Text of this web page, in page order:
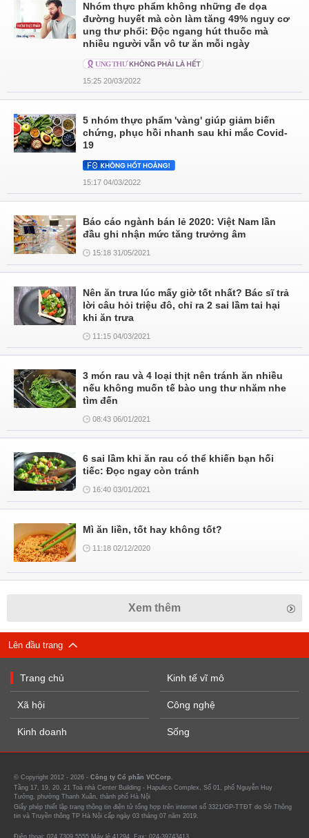
Nhóm thực phẩm không những đe dọa
đường huyết mà còn làm tăng 49% nguy cơ
ung thư phổi: Độc ngang hút thuốc mà
nhiều người vẫn vô tư ăn mỗi ngày
15:25 20/03/2022
5 nhóm thực phẩm 'vàng' giúp giảm biến
chứng, phục hồi nhanh sau khi mắc Covid-
19
15:17 04/03/2022
Báo cáo ngành bán lẻ 2020: Việt Nam lần
đầu ghi nhận mức tăng trưởng âm
15:18 31/05/2021
Nên ăn trưa lúc mấy giờ tốt nhất? Bác sĩ trả
lời câu hỏi triệu đô, chỉ ra 2 sai lầm tai hại
khi ăn trưa
11:15 04/03/2021
3 món rau và 4 loại thịt nên tránh ăn nhiều
nếu không muốn tế bào ung thư nhăm nhe
tìm đến
08:43 06/01/2021
6 sai lầm khi ăn rau có thể khiến bạn hối
tiếc: Đọc ngay còn tránh
16:40 03/01/2021
Mì ăn liền, tốt hay không tốt?
11:18 02/12/2020
Xem thêm
Lên đầu trang
Trang chủ
Xã hội
Kinh doanh
Kinh tế vĩ mô
Công nghệ
Sống
© Copyright 2012 - 2026 - Công ty Cổ phần VCCorp.
Tầng 17, 19, 20, 21 Toà nhà Center Building - Hapulico Complex, Số 01, phố Nguyễn Huy
Tưởng, phường Thanh Xuân, thành phố Hà Nội
Giấy phép thiết lập trang thông tin điện tử tổng hợp trên internet số 3321/GP-TTĐT do Sở Thông
tin và Truyền thông TP Hà Nội cấp ngày 03 tháng 07 năm 2019.
Điện thoại: 024 7309 5555 Máy lẻ 41294. Fax: 024-39743413